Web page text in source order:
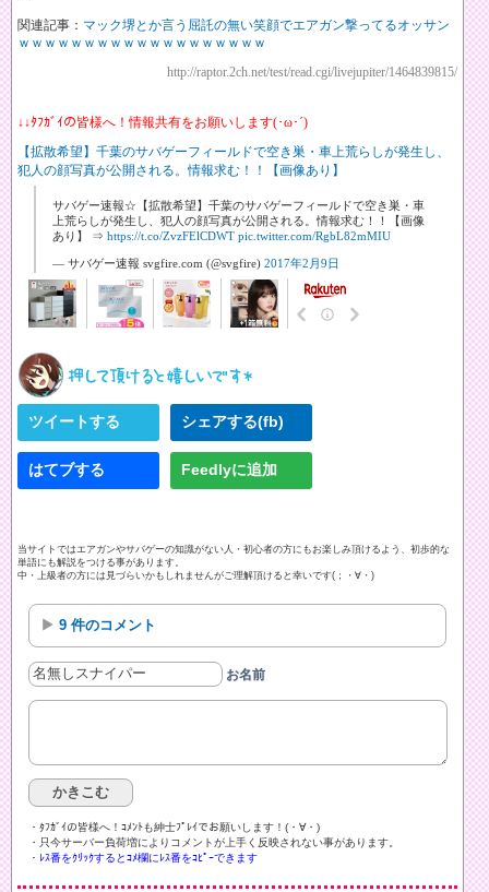
関連記事： マック堺とか言う屈託の無い笑顔でエアガン撃ってるオッサン
ｗｗｗｗｗｗｗｗｗｗｗｗｗｗｗｗｗｗｗ
http://raptor.2ch.net/test/read.cgi/livejupiter/1464839815/
↓↓ﾀﾌｶﾞｲの皆様へ！情報共有をお願いします(･ω･´)
【拡散希望】千葉のサバゲーフィールドで空き巣・車上荒らしが発生し、
犯人の顔写真が公開される。情報求む！！【画像あり】
サバゲー速報☆【拡散希望】千葉のサバゲーフィールドで空き巣・車
上荒らしが発生し、犯人の顔写真が公開される。情報求む！！【画像
あり】 ⇒ https://t.co/ZvzFElCDWT pic.twitter.com/RgbL82mMIU
— サバゲー速報 svgfire.com (@svgfire) 2017年2月9日
ツイートする シェアする(fb)
はてブする Feedlyに追加
当サイトではエアガンやサバゲーの知識がない人・初心者の方にもお楽しみ頂けるよう、初歩的な
単語にも解説をつける事があります。
中・上級者の方には見づらいかもしれませんがご理解頂けると幸いです(；・∀・)
9 件のコメント
お名前
・ﾀﾌｶﾞｲの皆様へ！ｺﾒﾝﾄも紳士ﾌﾟﾚｲでお願いします！(・∀・)ゞ
・只今サーバー負荷増によりコメントが上手く反映されない事があります。
・ﾚｽ番をｸﾘｯｸするとｺﾒ欄にﾚｽ番をｺﾋﾟｰできます